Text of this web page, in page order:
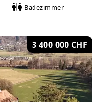
Badezimmer
3 400 000 CHF